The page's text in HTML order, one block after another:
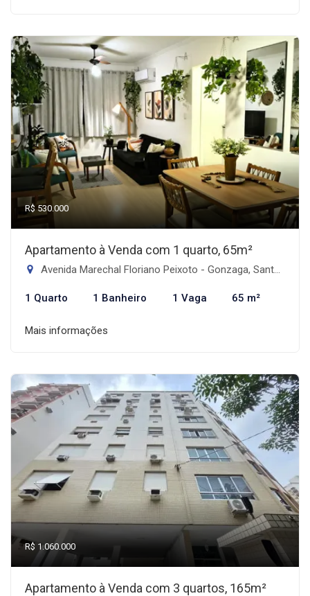
R$ 530.000
Apartamento à Venda com 1 quarto, 65m²
Avenida Marechal Floriano Peixoto - Gonzaga, Santos-SP
1 Quarto 1 Banheiro 1 Vaga 65 m²
Mais informações
R$ 1.060.000
Apartamento à Venda com 3 quartos, 165m²